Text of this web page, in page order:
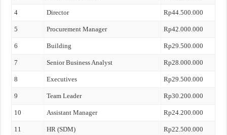
4 Director Rp44.500.000
5 Procurement Manager Rp42.000.000
6 Building Rp29.500.000
7 Senior Business Analyst Rp28.000.000
8 Executives Rp29.500.000
9 Team Leader Rp30.200.000
10 Assistant Manager Rp24.200.000
11 HR (SDM) Rp22.500.000